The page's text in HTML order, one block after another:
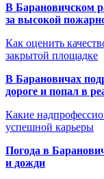
В Барановичском
за высокой
Как оценить
закрытой площадке
В Барановичах
дороге и попал в
Какие
успешной карьеры
Погода в
и дожди